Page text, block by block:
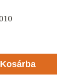
Kosárba